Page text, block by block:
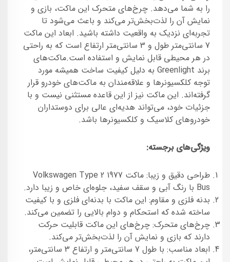
را به شما می‌دهد. چرخ‌های متحرک این ماکت، بازی و
نمایش آن را لذت‌بخش‌تر می‌کند و باعث می‌شود تا
تجربه‌ای نزدیک به واقعیت داشته باشید. ابعاد این ماکت
7 سانتی‌متر طول و 3 سانتی‌متر ارتفاع است که به راحتی
در هر محیطی قابل نمایش و استفاده است.ماکت‌های
برند Greenlight به دلیل کیفیت ساخت همیشه مورد
توجه کلکسیونرها و علاقه‌مندان به ماکت‌های خودرو قرار
گرفته‌اند. این ماکت نیز از این قاعده مستثنی نیست و با
جزئیات خود، می‌تواند هدیه‌ای عالی برای دوستداران
خودروهای کلاسیک و کلکسیونرها باشد.
ویژگی‌های برجسته:
طراحی دقیق و زیبا: ماکت 1977 Volkswagen Type 2
Bus با رنگ آبی و سقف سفید، جلوه‌ای خاص و زیبا دارد.
بدنه فلزی و مقاوم: این ماکت با بدنه‌ای فلزی و با کیفیت
ساخته شده که استحکام و دوام بالایی را تضمین می‌کند.
چرخ‌های متحرک: چرخ‌های این ماکت قابلیت حرکت
دارند که بازی و نمایش آن را لذت‌بخش‌تر می‌کند.
ابعاد مناسب: با طول 7 سانتی‌متر و ارتفاع 3 سانتی‌متر،